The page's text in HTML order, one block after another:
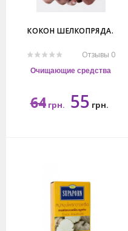
КОКОН ШЕЛКОПРЯДА.
Отзывы 0
Очищающие средства
64 грн. 55 грн.